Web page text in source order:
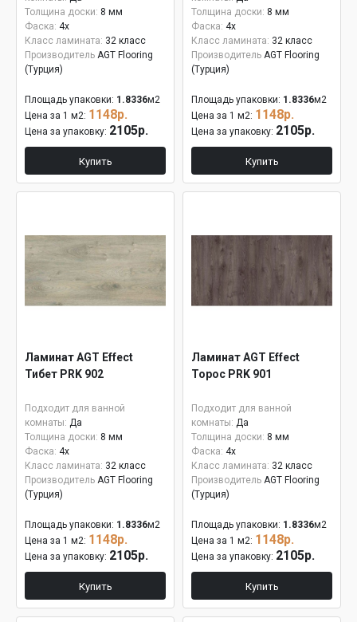
Толщина доски: 8 мм
Фаска: 4x
Класс ламината: 32 класс
Производитель AGT Flooring
(Турция)
Площадь упаковки: 1.8336м2
Цена за 1 м2: 1148р.
Цена за упаковку: 2105р.
Купить
Толщина доски: 8 мм
Фаска: 4x
Класс ламината: 32 класс
Производитель AGT Flooring
(Турция)
Площадь упаковки: 1.8336м2
Цена за 1 м2: 1148р.
Цена за упаковку: 2105р.
Купить
Ламинат AGT Effect
Тибет PRK 902
Подходит для ванной
комнаты: Да
Толщина доски: 8 мм
Фаска: 4x
Класс ламината: 32 класс
Производитель AGT Flooring
(Турция)
Площадь упаковки: 1.8336м2
Цена за 1 м2: 1148р.
Цена за упаковку: 2105р.
Купить
Ламинат AGT Effect
Торос PRK 901
Подходит для ванной
комнаты: Да
Толщина доски: 8 мм
Фаска: 4x
Класс ламината: 32 класс
Производитель AGT Flooring
(Турция)
Площадь упаковки: 1.8336м2
Цена за 1 м2: 1148р.
Цена за упаковку: 2105р.
Купить